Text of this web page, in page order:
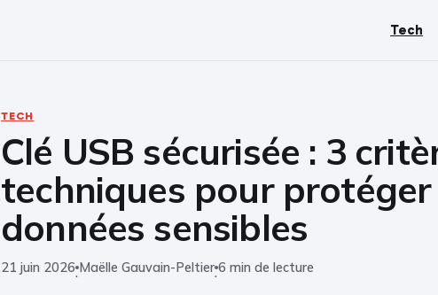
Tech
TECH
Clé USB sécurisée : 3
techniques pour protéger
données sensibles
21 juin 2026
·
Maëlle Gauvain-Peltier
·
6 min de lecture